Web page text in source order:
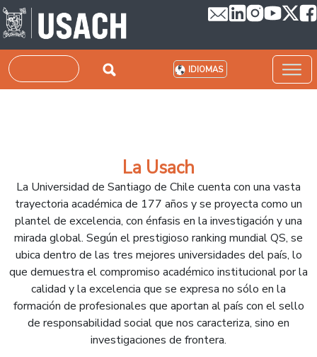
Pasar al contenido principal
Buscar IDIOMAS
La Usach
La Universidad de Santiago de Chile cuenta con una vasta
trayectoria académica de 177 años y se proyecta como un
plantel de excelencia, con énfasis en la investigación y una
mirada global. Según el prestigioso ranking mundial QS, se
ubica dentro de las tres mejores universidades del país, lo
que demuestra el compromiso académico institucional por la
calidad y la excelencia que se expresa no sólo en la
formación de profesionales que aportan al país con el sello
de responsabilidad social que nos caracteriza, sino en
investigaciones de frontera.